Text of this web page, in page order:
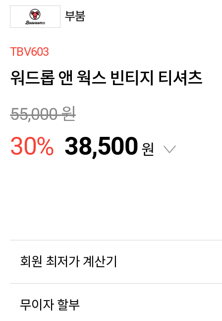
부붐
TBV603
워드롭 앤 웍스 빈티지 티셔츠
55,000원
30% 38,500 원
회원 최저가 계산기
무이자 할부